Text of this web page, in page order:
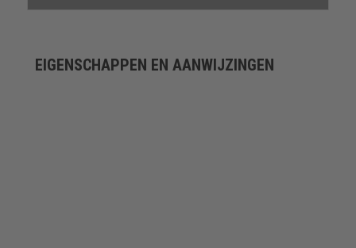
EIGENSCHAPPEN EN AANWIJZINGEN